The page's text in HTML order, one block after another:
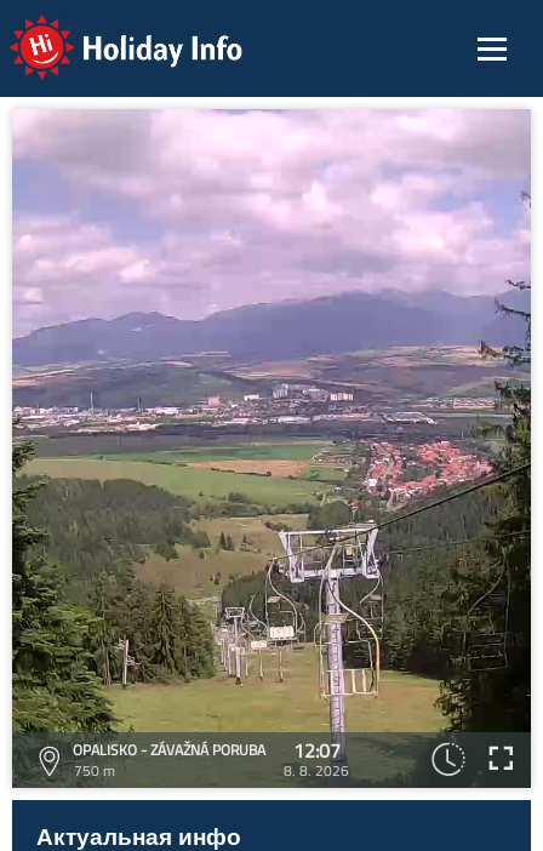
Holiday Info
OPALISKO - ZÁVAŽNÁ PORUBA
750 m
12:07
8. 8. 2026
Актуальная инфо